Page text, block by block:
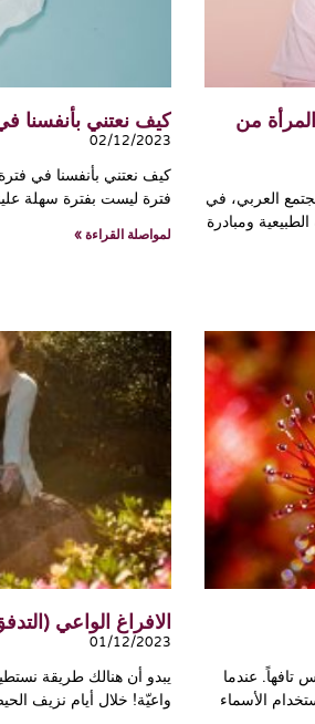
من
العربي، في
ومبادرة
كيف نعتني بأنفسنا
02/12/2023
كيف نعتني بأنفسنا في
فترة ليست بفترة سهلة
لمواصلة القراءة »
تافهاً. عندما
الأسماء
الافراغ الواعي
01/12/2023
يبدو أن هنالك طريقة
واعيّة! خلال أيام نزيف